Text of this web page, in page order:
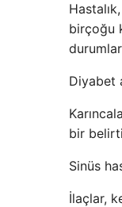
birçoğu
Diyabet
bir
Sinüs
İlaçlar,